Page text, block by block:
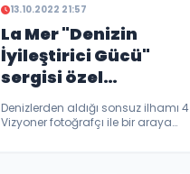
13.10.2022 21:57
La Mer "Denizin
İyileştirici Gücü"
sergisi özel
buluşması
Denizlerden aldığı sonsuz ilhamı 4
Vizyoner fotoğrafçı ile bir araya